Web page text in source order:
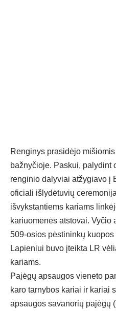
Renginys prasidėjo
bažnyčioje. Paskui, palydint
renginio dalyviai atžygiavo į
oficiali išlydėtuvių
išvykstantiems kariams
kariuomenės atstovai. Vyčio
509-osios pėstininkų
Lapieniui buvo įteikta LR
kariams.
Pajėgų apsaugos vieneto
karo tarnybos kariai ir kariai
apsaugos savanorių pajėgų